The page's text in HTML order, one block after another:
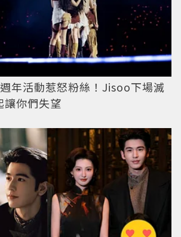
年活動惹怒粉絲！Jisoo下場滅
讓你們失望